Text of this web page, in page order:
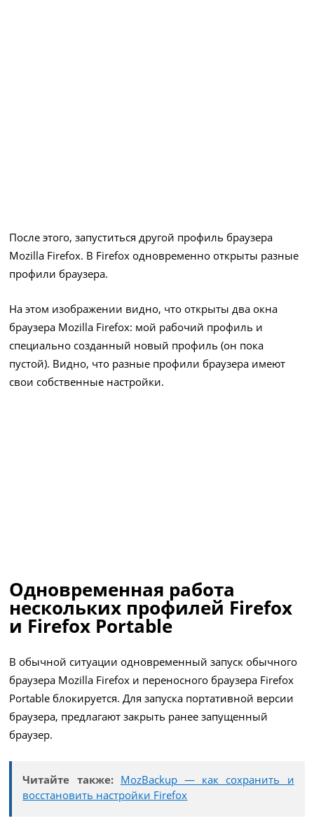
После этого, запуститься другой профиль браузера
Mozilla Firefox. В Firefox одновременно открыты разные
профили браузера.
На этом изображении видно, что открыты два окна
браузера Mozilla Firefox: мой рабочий профиль и
специально созданный новый профиль (он пока
пустой). Видно, что разные профили браузера имеют
свои собственные настройки.
Одновременная работа
нескольких профилей Firefox
и Firefox Portable
В обычной ситуации одновременный запуск обычного
браузера Mozilla Firefox и переносного браузера Firefox
Portable блокируется. Для запуска портативной версии
браузера, предлагают закрыть ранее запущенный
браузер.
Читайте также: MozBackup — как сохранить и
восстановить настройки Firefox